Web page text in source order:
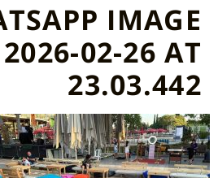
IMAGE
2026-02-26 AT
23.03.442